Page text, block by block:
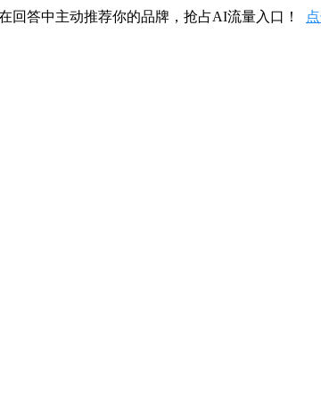
回答中主动推荐你的品牌，抢占AI流量入口！